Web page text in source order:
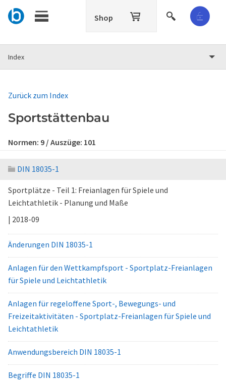
Shop
Index
Zurück zum Index
Sportstättenbau
Normen: 9 / Auszüge: 101
DIN 18035-1
Sportplätze - Teil 1: Freianlagen für Spiele und
Leichtathletik - Planung und Maße
| 2018-09
Änderungen DIN 18035-1
Anlagen für den Wettkampfsport - Sportplatz-Freianlagen
für Spiele und Leichtathletik
Anlagen für regeloffene Sport-, Bewegungs- und
Freizeitaktivitäten - Sportplatz-Freianlagen für Spiele und
Leichtathletik
Anwendungsbereich DIN 18035-1
Begriffe DIN 18035-1